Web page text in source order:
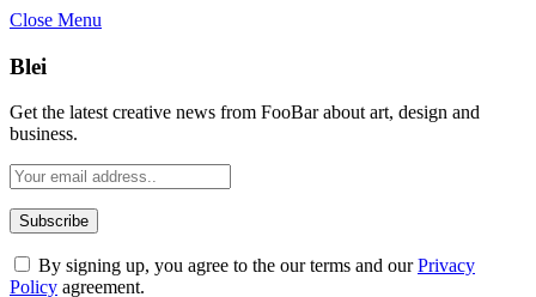
Close Menu
Blei
Get the latest creative news from FooBar about art, design and
business.
By signing up, you agree to the our terms and ourPrivacy
Policy agreement.